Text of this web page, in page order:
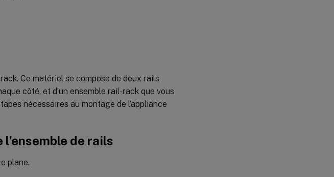
Ce matériel se compose de deux rails
côté, et d’un ensemble rail-rack que vous
nécessaires au montage de l’appliance
de rails
plane.